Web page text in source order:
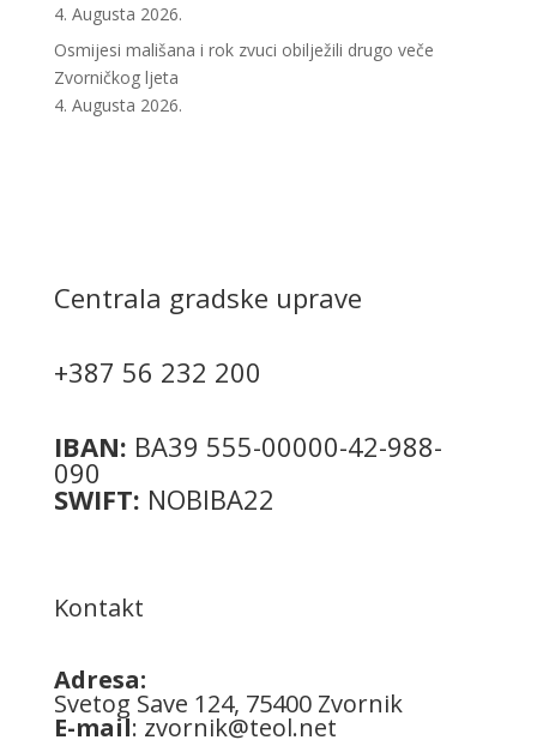
4. Augusta 2026.
Osmijesi mališana i rok zvuci obilježili drugo veče
Zvorničkog ljeta
4. Augusta 2026.
Centrala gradske uprave
+387 56 232 200
IBAN: BA39 555-00000-42-988-
090
SWIFT: NOBIBA22
Kontakt
Adresa:
Svetog Save 124, 75400 Zvornik
E-mail: zvornik@teol.net